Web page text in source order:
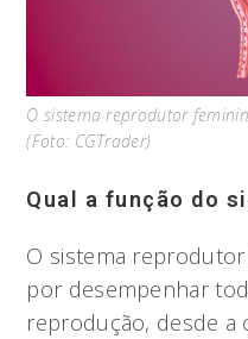
O sistema reprodutor
(Foto: CGTrader)
Qual a função do
O sistema
por desempenhar
reprodução, desde a